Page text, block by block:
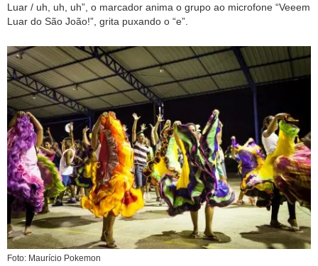
Luar / uh, uh, uh”, o marcador anima o grupo ao microfone “Veeem
Luar do São João!”, grita puxando o “e”.
Foto: Maurício Pokemon